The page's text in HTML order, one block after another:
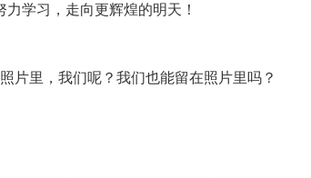
学习，走向更辉煌的明天！
片里，我们呢？我们也能留在照片里吗？